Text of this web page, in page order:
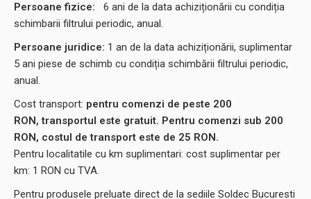
Persoane fizice: 6 ani de la data achiziționării cu condiția
schimbarii filtrului periodic, anual.
Persoane juridice: 1 an de la data achiziționării, suplimentar
5 ani piese de schimb cu condiția schimbării filtrului periodic,
anual.
Cost transport: pentru comenzi de peste 200
RON, transportul este gratuit. Pentru comenzi sub 200
RON, costul de transport este de 25 RON.
Pentru localitatile cu km suplimentari: cost suplimentar per
km: 1 RON cu TVA.
Pentru produsele preluate direct de la sediile Soldec Bucuresti